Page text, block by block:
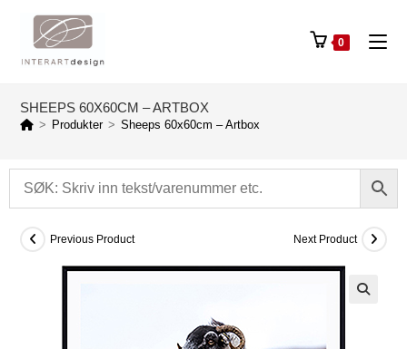
0
SHEEPS 60X60CM – ARTBOX
> Produkter > Sheeps 60x60cm – Artbox
Previous Product Next Product